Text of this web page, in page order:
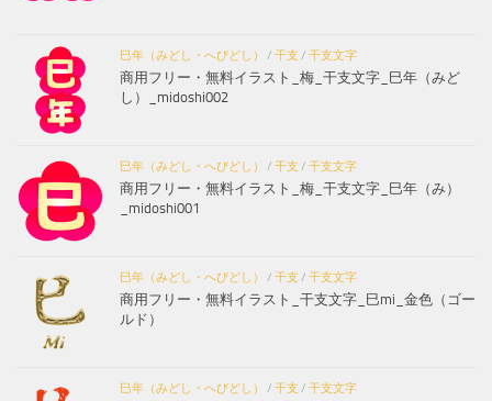
巳年（みどし・へびどし） / 干支 / 干支文字
商用フリー・無料イラスト_梅_干支文字_巳年（みど
し）_midoshi002
巳年（みどし・へびどし） / 干支 / 干支文字
商用フリー・無料イラスト_梅_干支文字_巳年（み）
_midoshi001
巳年（みどし・へびどし） / 干支 / 干支文字
商用フリー・無料イラスト_干支文字_巳mi_金色（ゴー
ルド）
巳年（みどし・へびどし） / 干支 / 干支文字